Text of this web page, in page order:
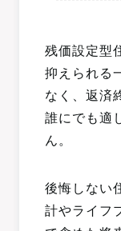
残価設定型
抑えられる
なく、返済
誰にでも適
ん。
後悔しない
計やライフ